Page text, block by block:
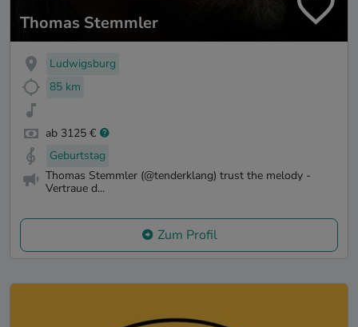
Thomas Stemmler
Ludwigsburg
85 km
ab 3125 €
Geburtstag
Thomas Stemmler (@tenderklang) trust the melody -
Vertraue d...
Zum Profil